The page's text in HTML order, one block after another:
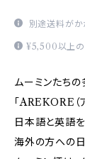
別途送料がか
¥5,500以上の
ムーミンたち
「AREKORE（
日本語と英語
海外の方への